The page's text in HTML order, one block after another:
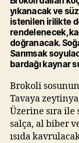
yıkanacak ve
istenilen irilikte
rendelenecek,
doğranacak.
Sarımsak
bardağı kaynar
Brokoli
Tavaya
Üzerine sıra ile
salça, al biber
ısıda